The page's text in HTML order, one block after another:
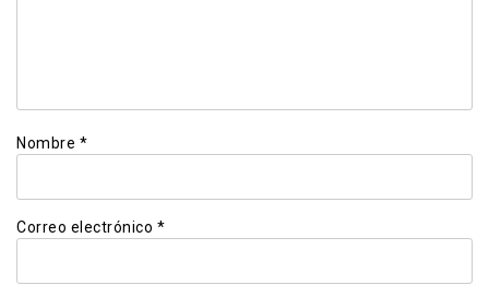
Nombre *
Correo electrónico *